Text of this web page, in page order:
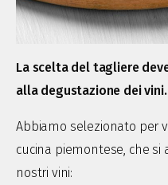
La scelta del tagliere
alla degustazione dei vini.
Abbiamo selezionato per
cucina piemontese, che si
nostri vini: